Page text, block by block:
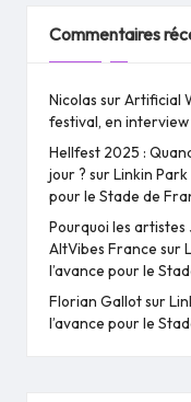
Commentaires
Nicolas surArtificial
festival, en interview
Hellfest 2025 :
jour ? surLinkin Park
pour le Stade de
Pourquoi les
AltVibes France sur
l’avance pour le
Florian Gallotsur
l’avance pour le